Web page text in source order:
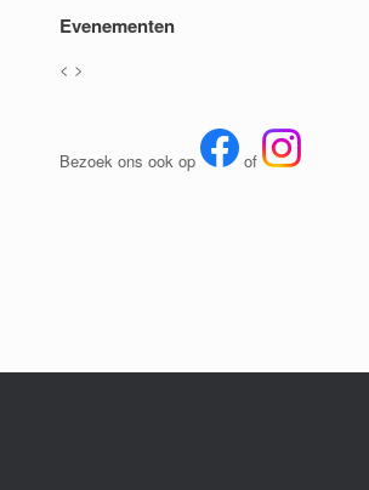
Evenementen
< >
Bezoek ons ook op of